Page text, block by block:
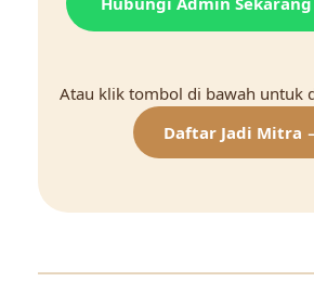
Atau klik tombol di bawah untuk
Daftar Jadi Mitra